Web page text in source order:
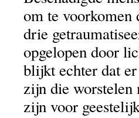
om te voorkomen
drie
opgelopen door
blijkt echter dat
zijn die worstelen
zijn voor